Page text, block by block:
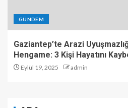
GÜNDEM
Gaziantep’te Arazi
Hengame: 3 Kişi Hayatını
Eylül 19, 2025 admin